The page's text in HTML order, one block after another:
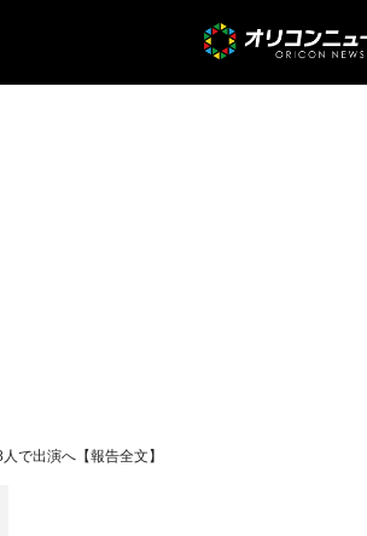
で出演へ【報告全文】